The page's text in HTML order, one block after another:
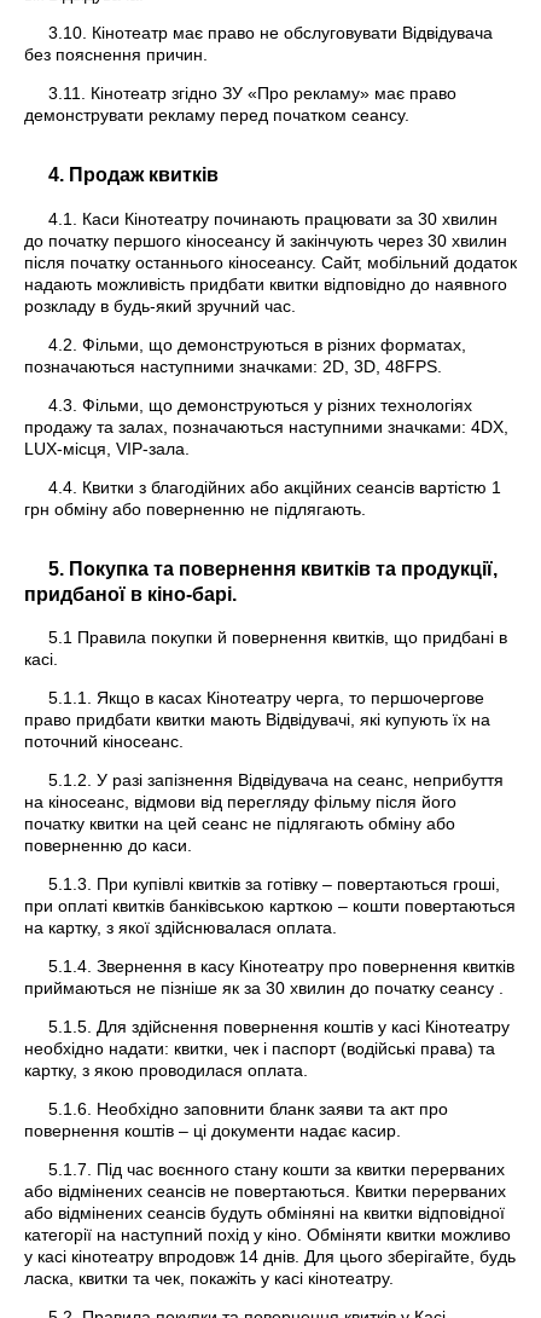
3.10. Кінотеатр має право не обслуговувати Відвідувача
без пояснення причин.
3.11. Кінотеатр згідно ЗУ «Про рекламу» має право
демонструвати рекламу перед початком сеансу.
4. Продаж квитків
4.1. Каси Кінотеатру починають працювати за 30 хвилин
до початку першого кіносеансу й закінчують через 30 хвилин
після початку останнього кіносеансу. Сайт, мобільний додаток
надають можливість придбати квитки відповідно до наявного
розкладу в будь-який зручний час.
4.2. Фільми, що демонструються в різних форматах,
позначаються наступними значками: 2D, 3D, 48FPS.
4.3. Фільми, що демонструються у різних технологіях
продажу та залах, позначаються наступними значками: 4DX,
LUX-місця, VIP-зала.
4.4. Квитки з благодійних або акційних сеансів вартістю 1
грн обміну або поверненню не підлягають.
5. Покупка та повернення квитків та продукції,
придбаної в кіно-барі.
5.1 Правила покупки й повернення квитків, що придбані в
касі.
5.1.1. Якщо в касах Кінотеатру черга, то першочергове
право придбати квитки мають Відвідувачі, які купують їх на
поточний кіносеанс.
5.1.2. У разі запізнення Відвідувача на сеанс, неприбуття
на кіносеанс, відмови від перегляду фільму після його
початку квитки на цей сеанс не підлягають обміну або
поверненню до каси.
5.1.3. При купівлі квитків за готівку – повертаються гроші,
при оплаті квитків банківською карткою – кошти повертаються
на картку, з якої здійснювалася оплата.
5.1.4. Звернення в касу Кінотеатру про повернення квитків
приймаються не пізніше як за 30 хвилин до початку сеансу .
5.1.5. Для здійснення повернення коштів у касі Кінотеатру
необхідно надати: квитки, чек і паспорт (водійські права) та
картку, з якою проводилася оплата.
5.1.6. Необхідно заповнити бланк заяви та акт про
повернення коштів – ці документи надає касир.
5.1.7. Під час воєнного стану кошти за квитки перерваних
або відмінених сеансів не повертаються. Квитки перерваних
або відмінених сеансів будуть обміняні на квитки відповідної
категорії на наступний похід у кіно. Обміняти квитки можливо
у касі кінотеатру впродовж 14 днів. Для цього зберігайте, будь
ласка, квитки та чек, покажіть у касі кінотеатру.